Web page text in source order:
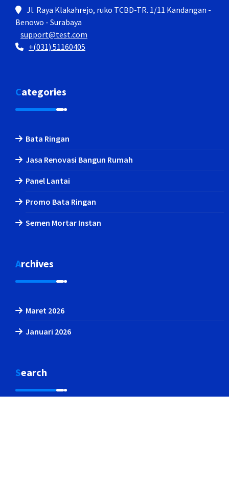
Jl. Raya Klakahrejo, ruko TCBD-TR. 1/11 Kandangan -
Benowo - Surabaya
support@test.com
+(031) 51160405
Categories
Bata Ringan
Jasa Renovasi Bangun Rumah
Panel Lantai
Promo Bata Ringan
Semen Mortar Instan
Archives
Maret 2026
Januari 2026
Search